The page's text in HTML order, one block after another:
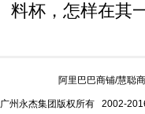
料杯，怎样在其
阿里巴巴商铺/慧聪
广州永杰集团版权所有 2002-